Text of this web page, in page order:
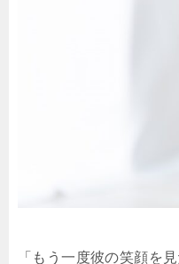
「もう一度彼の笑顔を